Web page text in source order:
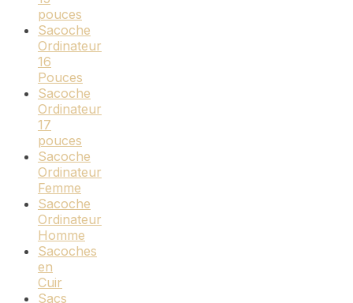
pouces
Sacoche
Ordinateur
16
Pouces
Sacoche
Ordinateur
17
pouces
Sacoche
Ordinateur
Femme
Sacoche
Ordinateur
Homme
Sacoches
en
Cuir
Sacs